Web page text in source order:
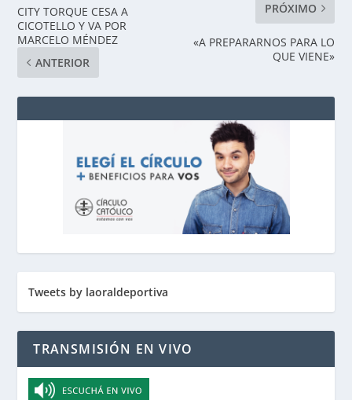
CITY TORQUE CESA A
CICOTELLO Y VA POR
MARCELO MÉNDEZ
ANTERIOR
PRÓXIMO
«A PREPARARNOS PARA LO
QUE VIENE»
Tweets by laoraldeportiva
TRANSMISIÓN EN VIVO